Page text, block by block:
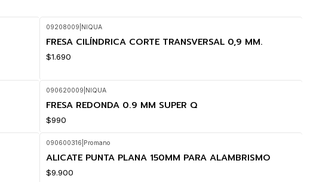
09208009 NIQUA
FRESA CILÍNDRICA CORTE TRANSVERSAL 0,9 MM.
$1.690
090620009 NIQUA
FRESA REDONDA 0.9 MM SUPER Q
$990
090600316 Promano
ALICATE PUNTA PLANA 150MM PARA ALAMBRISMO
$9.900